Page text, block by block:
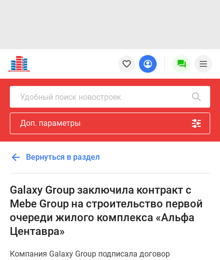
Новостройки
Квартиры
Ипотека
Новостройки
Москвы
Новостройки
Подмосковья
Новостройки
Москвы
Готовые
новостройки
Новостройки
карте
Специальные
Коммерческие
Удобный поиск новостроек
Доп. параметры
Вернуться в раздел
Galaxy Group заключила контракт с
Mebe Group на строительство первой
очереди жилого комплекса «Альфа
Центавра»
Компания Galaxy Group подписала договор